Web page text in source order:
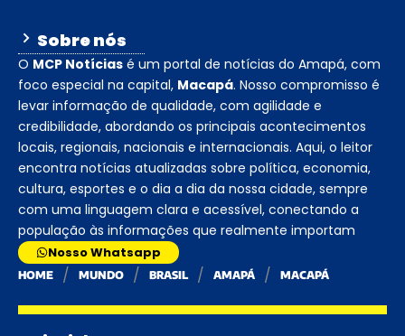
Sobre nós
O MCP Notícias é um portal de notícias do Amapá, com
foco especial na capital, Macapá. Nosso compromisso é
levar informação de qualidade, com agilidade e
credibilidade, abordando os principais acontecimentos
locais, regionais, nacionais e internacionais. Aqui, o leitor
encontra notícias atualizadas sobre política, economia,
cultura, esportes e o dia a dia da nossa cidade, sempre
com uma linguagem clara e acessível, conectando a
população às informações que realmente importam
Nosso Whatsapp
HOME MUNDO BRASIL AMAPÁ MACAPÁ